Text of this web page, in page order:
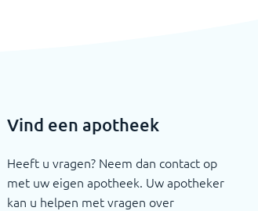
Vind een apotheek
Heeft u vragen? Neem dan contact op
met uw eigen apotheek. Uw apotheker
kan u helpen met vragen over